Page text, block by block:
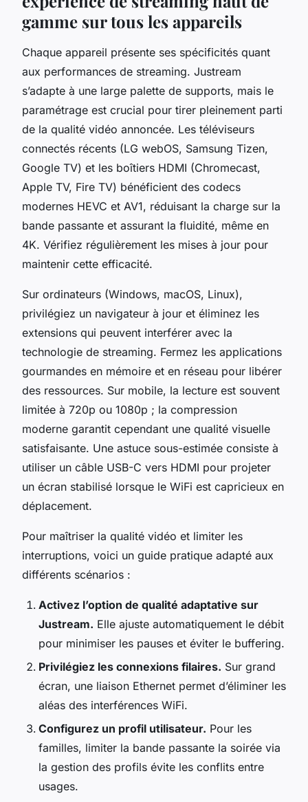
gamme sur tous les appareils
Chaque appareil présente ses spécificités quant
aux performances de streaming. Justream
s’adapte à une large palette de supports, mais le
paramétrage est crucial pour tirer pleinement parti
de la qualité vidéo annoncée. Les téléviseurs
connectés récents (LG webOS, Samsung Tizen,
Google TV) et les boîtiers HDMI (Chromecast,
Apple TV, Fire TV) bénéficient des codecs
modernes HEVC et AV1, réduisant la charge sur la
bande passante et assurant la fluidité, même en
4K. Vérifiez régulièrement les mises à jour pour
maintenir cette efficacité.
Sur ordinateurs (Windows, macOS, Linux),
privilégiez un navigateur à jour et éliminez les
extensions qui peuvent interférer avec la
technologie de streaming. Fermez les applications
gourmandes en mémoire et en réseau pour libérer
des ressources. Sur mobile, la lecture est souvent
limitée à 720p ou 1080p ; la compression
moderne garantit cependant une qualité visuelle
satisfaisante. Une astuce sous-estimée consiste à
utiliser un câble USB-C vers HDMI pour projeter
un écran stabilisé lorsque le WiFi est capricieux en
déplacement.
Pour maîtriser la qualité vidéo et limiter les
interruptions, voici un guide pratique adapté aux
différents scénarios :
Activez l’option de qualité adaptative sur
Justream. Elle ajuste automatiquement le débit
pour minimiser les pauses et éviter le buffering.
Privilégiez les connexions filaires. Sur grand
écran, une liaison Ethernet permet d’éliminer les
aléas des interférences WiFi.
Configurez un profil utilisateur. Pour les
familles, limiter la bande passante la soirée via
la gestion des profils évite les conflits entre
usages.